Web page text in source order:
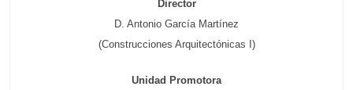
Director
D. Antonio García Martínez
(Construcciones Arquitectónicas I)
Unidad Promotora